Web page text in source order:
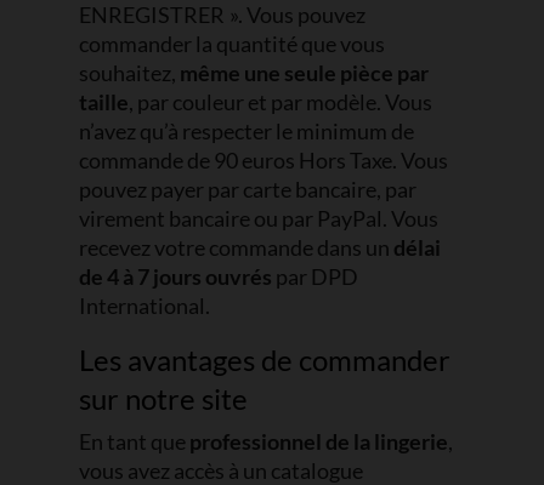
ENREGISTRER ». Vous pouvez
commander la quantité que vous
souhaitez, même une seule pièce par
taille, par couleur et par modèle. Vous
n’avez qu’à respecter le minimum de
commande de 90 euros Hors Taxe. Vous
pouvez payer par carte bancaire, par
virement bancaire ou par PayPal. Vous
recevez votre commande dans un délai
de 4 à 7 jours ouvrés par DPD
International.
Les avantages de commander
sur notre site
En tant que professionnel de la lingerie,
vous avez accès à un catalogue